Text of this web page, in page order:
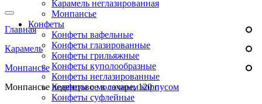
Карамель неглазированная
Монпансье
Конфеты
Конфеты вафельные
Конфеты глазированные
Конфеты грильяжные
Конфеты куполообразные
Конфеты неглазированные
Конфеты с молочным корпусом
Конфеты суфлейные
Главная
Карамель
Монпансье
Монпансье леденцовое в сахаре, 120 г